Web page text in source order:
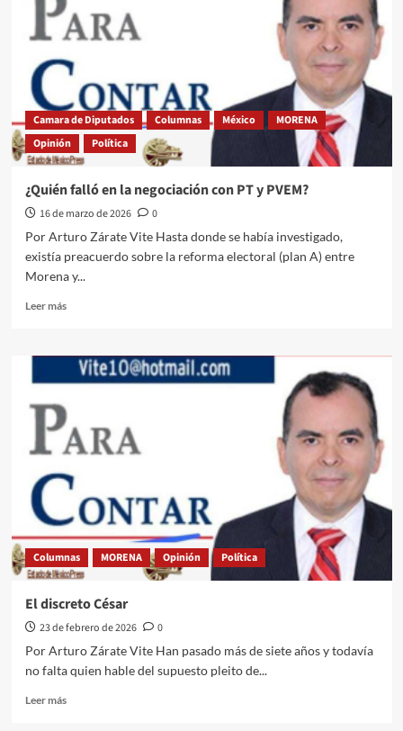
revocación
de
mandato
Camara de Diputados Columnas México
MORENA
Opinión
Política
¿Quién falló en la negociación con PT y PVEM?
16 de marzo de 2026
0
Por Arturo Zárate Vite Hasta donde se había investigado,
existía preacuerdo sobre la reforma electoral (plan A) entre
Morena y...
Leer másLeer
¿Quién
falló
en
la
negociación
con
PT
y
PVEM?
Columnas MORENA Opinión Política
El discreto César
23 de febrero de 2026
0
Por Arturo Zárate Vite Han pasado más de siete años y todavía
no falta quien hable del supuesto pleito de...
Leer másLeer